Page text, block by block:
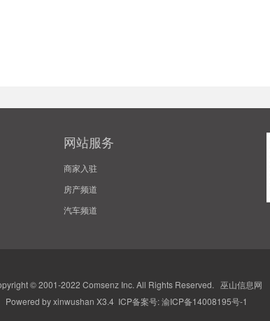
网站服务
商家入驻
房产频道
汽车频道
© 2001-2022 Comsenz Inc. All Rights Reserved. 巫山信息网
Powered byxinwushan X3.4 ICP备案号:渝ICP备14008195号-1